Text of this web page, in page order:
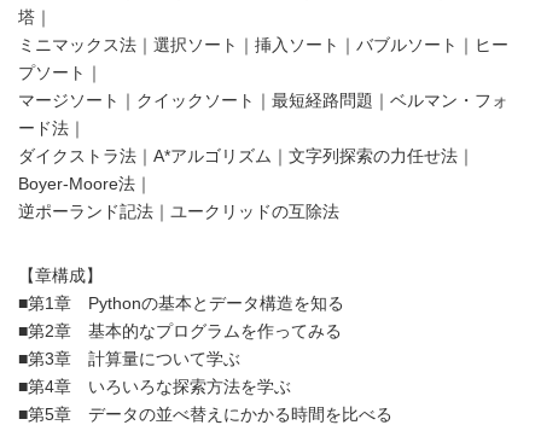
塔｜
ミニマックス法｜選択ソート｜挿入ソート｜バブルソート｜ヒー
プソート｜
マージソート｜クイックソート｜最短経路問題｜ベルマン・フォ
ード法｜
ダイクストラ法｜A*アルゴリズム｜文字列探索の力任せ法｜
Boyer-Moore法｜
逆ポーランド記法｜ユークリッドの互除法
【章構成】
■第1章 Pythonの基本とデータ構造を知る
■第2章 基本的なプログラムを作ってみる
■第3章 計算量について学ぶ
■第4章 いろいろな探索方法を学ぶ
■第5章 データの並べ替えにかかる時間を比べる